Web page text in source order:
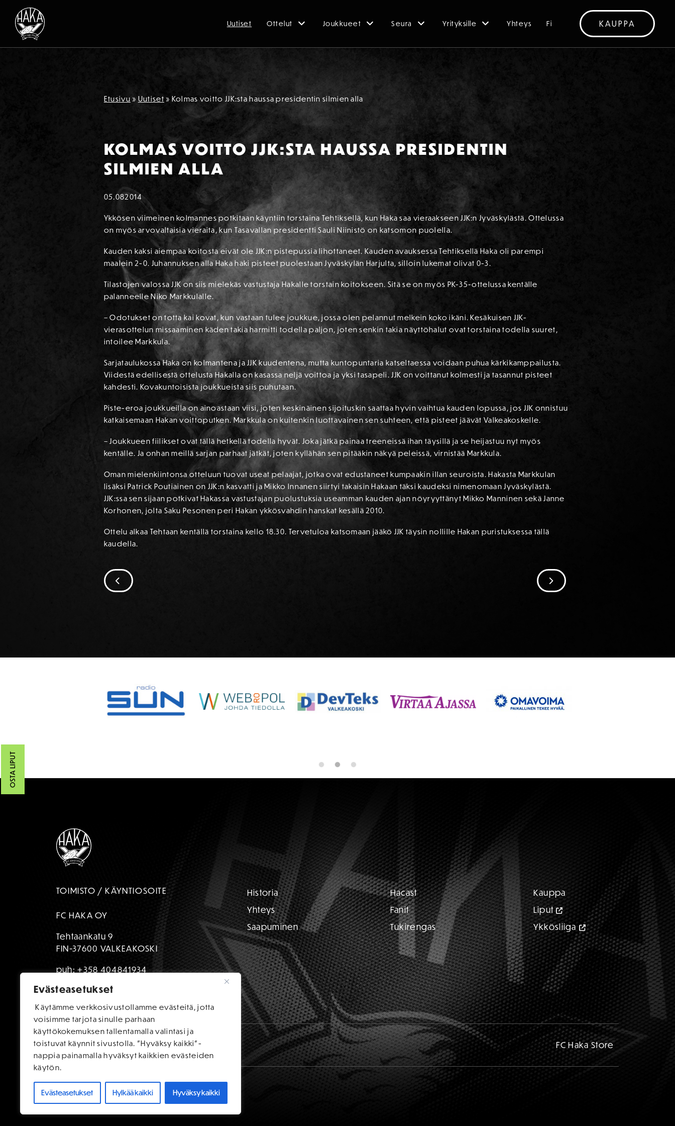
Evästeasetukset
Käytämme verkkosivustollamme evästeitä, jotta
voisimme tarjota sinulle parhaan
käyttökokemuksen tallentamalla valintasi ja
toistuvat käynnit sivustolla. "Hyväksy kaikki"-
nappia painamalla hyväksyt kaikkien evästeiden
käytön.
Evästeasetukset Hylkää kaikki Hyväksy kaikki
Siirry sisältöön
Uutiset Ottelut Joukkueet Seura Yrityksille Yhteys Fi KAUPPA
Etusivu » Uutiset » Kolmas voitto JJK:sta haussa presidentin silmien alla
KOLMAS VOITTO JJK:STA HAUSSA PRESIDENTIN
SILMIEN ALLA
05.082014
Ykkösen viimeinen kolmannes potkitaan käyntiin torstaina Tehtiksellä, kun Haka saa vieraakseen JJK:n Jyväskylästä. Ottelussa
on myös arvovaltaisia vieraita, kun Tasavallan presidentti Sauli Niinistö on katsomon puolella.
Kauden kaksi aiempaa koitosta eivät ole JJK:n pistepussia lihottaneet. Kauden avauksessa Tehtiksellä Haka oli parempi
maalein 2-0. Juhannuksen alla Haka haki pisteet puolestaan Jyväskylän Harjulta, silloin lukemat olivat 0-3.
Tilastojen valossa JJK on siis mielekäs vastustaja Hakalle torstain koitokseen. Sitä se on myös PK-35-ottelussa kentälle
palanneelle Niko Markkulalle.
– Odotukset on totta kai kovat, kun vastaan tulee joukkue, jossa olen pelannut melkein koko ikäni. Kesäkuisen JJK-
vierasottelun missaaminen käden takia harmitti todella paljon, joten senkin takia näyttöhalut ovat torstaina todella suuret,
intoilee Markkula.
Sarjataulukossa Haka on kolmantena ja JJK kuudentena, mutta kuntopuntaria katseltaessa voidaan puhua kärkikamppailusta.
Viidestä edellisestä ottelusta Hakalla on kasassa neljä voittoa ja yksi tasapeli. JJK on voittanut kolmesti ja tasannut pisteet
kahdesti. Kovakuntoisista joukkueista siis puhutaan.
Piste-eroa joukkueilla on ainoastaan viisi, joten keskinäinen sijoituskin saattaa hyvin vaihtua kauden lopussa, jos JJK onnistuu
katkaisemaan Hakan voittoputken. Markkula on kuitenkin luottavainen sen suhteen, että pisteet jäävät Valkeakoskelle.
– Joukkueen fiilikset ovat tällä hetkellä todella hyvät. Joka jätkä painaa treeneissä ihan täysillä ja se heijastuu nyt myös
kentälle. Ja onhan meillä sarjan parhaat jätkät, joten kyllähän sen pitääkin näkyä peleissä, virnistää Markkula.
Oman mielenkiintonsa otteluun tuovat useat pelaajat, jotka ovat edustaneet kumpaakin illan seuroista. Hakasta Markkulan
lisäksi Patrick Poutiainen on JJK:n kasvatti ja Mikko Innanen siirtyi takaisin Hakaan täksi kaudeksi nimenomaan Jyväskylästä.
JJK:ssa sen sijaan potkivat Hakassa vastustajan puolustuksia useamman kauden ajan nöyryyttänyt Mikko Manninen sekä Janne
Korhonen, jolta Saku Pesonen peri Hakan ykkösvahdin hanskat kesällä 2010.
Ottelu alkaa Tehtaan kentällä torstaina kello 18.30. Tervetuloa katsomaan jääkö JJK täysin nollille Hakan puristuksessa tällä
kaudella.
SIIRRY SEURAAVAAN
SIIRRY EDELLISEEN
OSTA LIPUT
TOIMISTO / KÄYNTIOSOITE
FC HAKA OY
Tehtaankatu 9
FIN-37600 VALKEAKOSKI
puh:+358 404841934
toimisto@fchaka.fi
Historia
Yhteys
Saapuminen
Hacast
Fanit
Tukirengas
Kauppa
Liput
Ykkösliiga
FC Haka Store